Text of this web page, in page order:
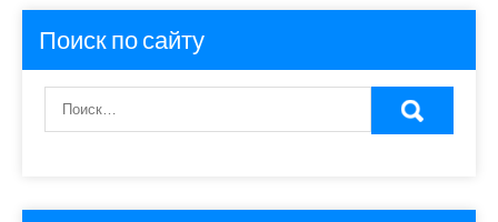
Поиск по сайту